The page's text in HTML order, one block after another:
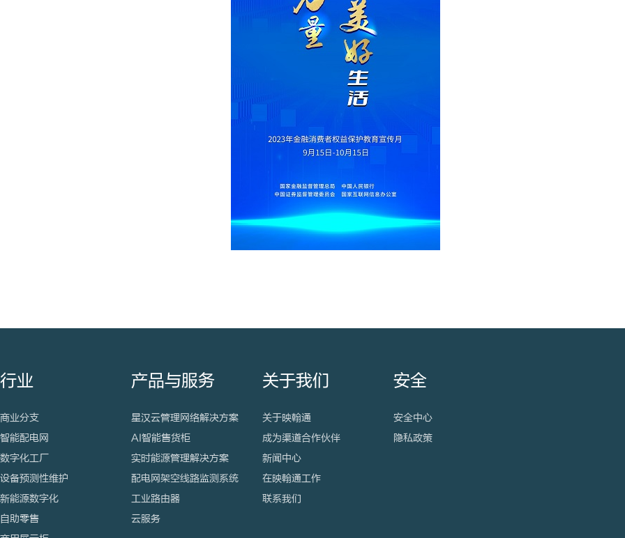
行业
商业分支
智能配电网
数字化工厂
设备预测性维护
新能源数字化
自助零售
产品与服务
星汉云管理网络解决方案
AI智能售货柜
实时能源管理解决方案
配电网架空线路监测系统
工业路由器
云服务
关于我们
关于映翰通
成为渠道合作伙伴
新闻中心
在映翰通工作
联系我们
安全
安全中心
隐私政策